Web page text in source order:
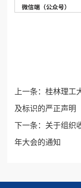
上一条： 桂林理工
及标识的严正声明
下一条： 关于组织
年大会的通知